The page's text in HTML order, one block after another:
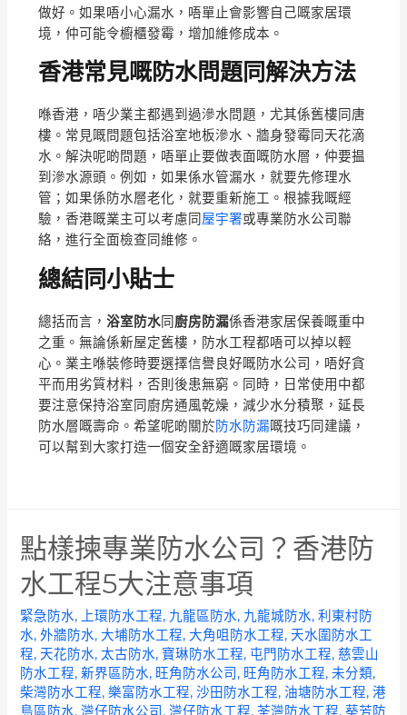
做好。如果唔小心漏水，唔單止會影響自己嘅家居環
境，仲可能令櫥櫃發霉，增加維修成本。
香港常見嘅防水問題同解決方法
喺香港，唔少業主都遇到過滲水問題，尤其係舊樓同唐
樓。常見嘅問題包括浴室地板滲水、牆身發霉同天花滴
水。解決呢啲問題，唔單止要做表面嘅防水層，仲要揾
到滲水源頭。例如，如果係水管漏水，就要先修理水
管；如果係防水層老化，就要重新施工。根據我嘅經
驗，香港嘅業主可以考慮同 屋宇署或專業防水公司聯
絡，進行全面檢查同維修。
總結同小貼士
總括而言，浴室防水同 廚房防漏係香港家居保養嘅重中
之重。無論係新屋定舊樓，防水工程都唔可以掉以輕
心。業主喺裝修時要選擇信譽良好嘅防水公司，唔好貪
平而用劣質材料，否則後患無窮。同時，日常使用中都
要注意保持浴室同廚房通風乾燥，減少水分積聚，延長
防水層嘅壽命。希望呢啲關於 防水防漏嘅技巧同建議，
可以幫到大家打造一個安全舒適嘅家居環境。
點樣揀專業防水公司？香港防
水工程5大注意事項
緊急防水, 上環防水工程, 九龍區防水, 九龍城防水,利東村防
水,外牆防水,大埔防水工程,大角咀防水工程, 天水圍防水工
程, 天花防水,太古防水, 寶琳防水工程, 屯門防水工程,慈雲山
防水工程,新界區防水, 旺角防水公司 , 旺角防水工程,未分類,
柴灣防水工程,樂富防水工程,沙田防水工程,油塘防水工程,港
島區防水,灣仔防水公司 ,灣仔防水工程,荃灣防水工程,葵芳防